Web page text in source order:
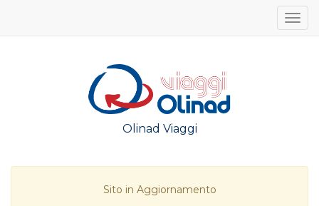
Olinad Viaggi
Sito in Aggiornamento